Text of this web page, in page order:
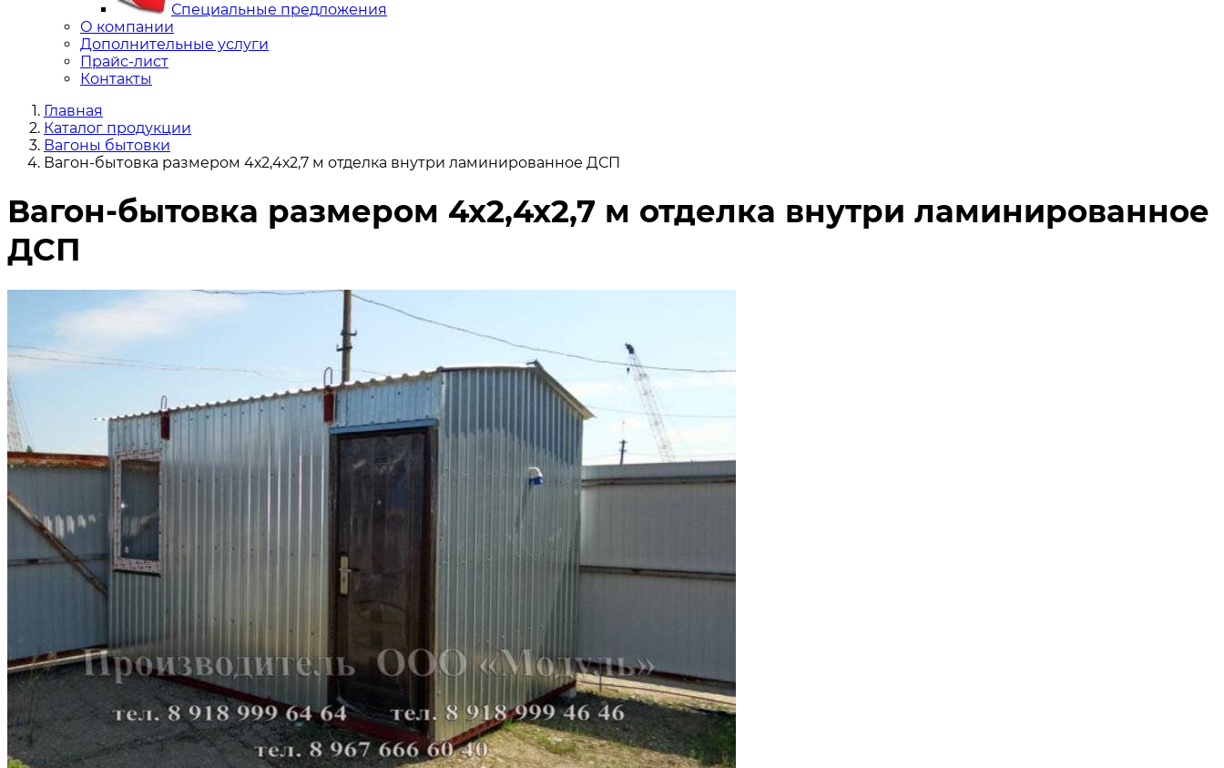
Специальные предложения
О компании
Дополнительные услуги
Прайс-лист
Контакты
Главная
Каталог продукции
Вагоны бытовки
Вагон-бытовка размером 4х2,4х2,7 м отделка внутри ламинированное ДСП
Вагон-бытовка размером 4х2,4х2,7 м отделка внутри ламинированное
ДСП